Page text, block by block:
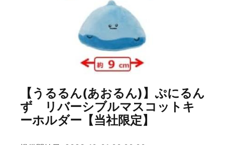
【うるるん(あおるん)】ぷにるん
ず リバーシブルマスコットキ
ーホルダー【当社限定】